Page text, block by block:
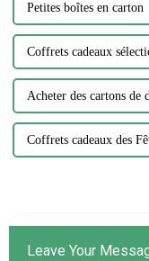
Petites boîtes en carton
Coffrets cadeaux
Acheter des cartons de
Coffrets cadeaux des
Leave Your